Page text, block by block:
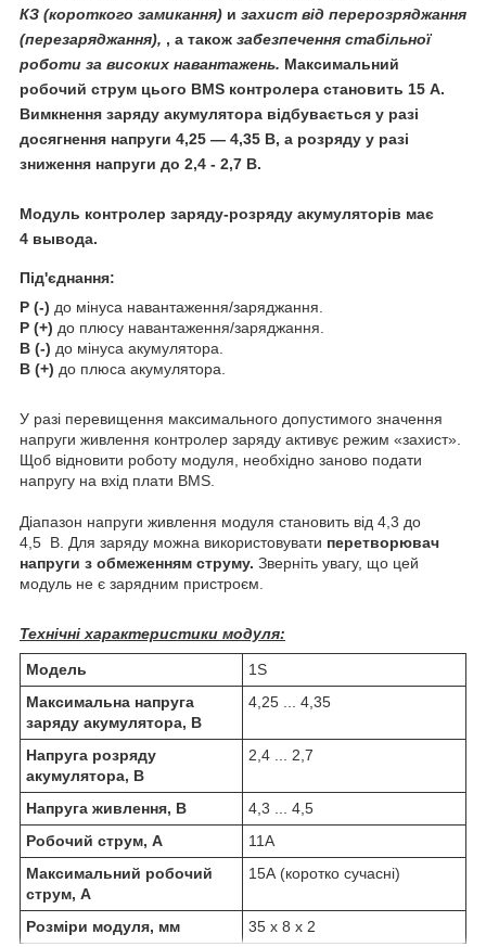
КЗ (короткого замикання) и захист від перерозряджання
(перезаряджання), , а також забезпечення стабільної
роботи за високих навантажень. Максимальний
робочий струм цього BMS контролера становить 15 А.
Вимкнення заряду акумулятора відбувається у разі
досягнення напруги 4,25 — 4,35 В, а розряду у разі
зниження напруги до 2,4 - 2,7 В.
Модуль контролер заряду-розряду акумуляторів має
4 вывода.
Під'єднання:
P (-) до мінуса навантаження/заряджання.
P (+) до плюсу навантаження/заряджання.
B (-) до мінуса акумулятора.
B (+) до плюса акумулятора.
У разі перевищення максимального допустимого значення
напруги живлення контролер заряду активує режим «захист».
Щоб відновити роботу модуля, необхідно заново подати
напругу на вхід плати BMS.
Діапазон напруги живлення модуля становить від 4,3 до
4,5 В. Для заряду можна використовувати перетворювач
напруги з обмеженням струму. Зверніть увагу, що цей
модуль не є зарядним пристроєм.
Технічні характеристики модуля:
Модель
1S
Максимальна напруга
заряду акумулятора, В
4,25 ... 4,35
Напруга розряду
акумулятора, В
2,4 ... 2,7
Напруга живлення, В
4,3 ... 4,5
Робочий струм, А
11А
Максимальний робочий
струм, А
15A (коротко сучасні)
Розміри модуля, мм 35 х 8 х 2